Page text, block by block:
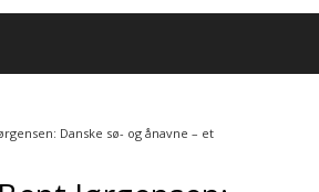
Danske sø- og ånavne – et